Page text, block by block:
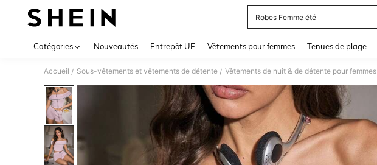
Robes Femme été
Catégories Nouveautés Entrepôt UE Vêtements pour femmes Tenues de plage
Accueil / Sous-vêtements et vêtements de détente / Vêtements de nuit & de détente pour femmes